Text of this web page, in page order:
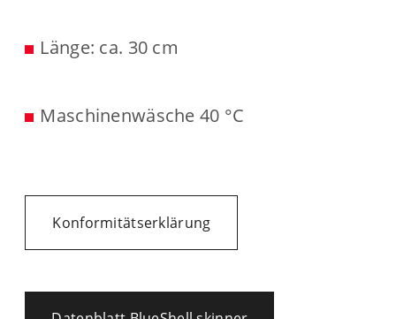
Länge: ca. 30 cm
Maschinenwäsche 40 °C
Konformitätserklärung